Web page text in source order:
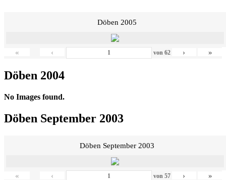
Döben 2005
« ‹ von 62 › »
Döben 2004
No Images found.
Döben September 2003
Döben September 2003
« ‹ von 57 › »